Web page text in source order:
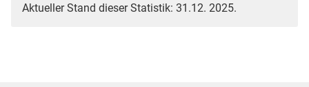
Aktueller Stand dieser Statistik: 31.12. 2025.